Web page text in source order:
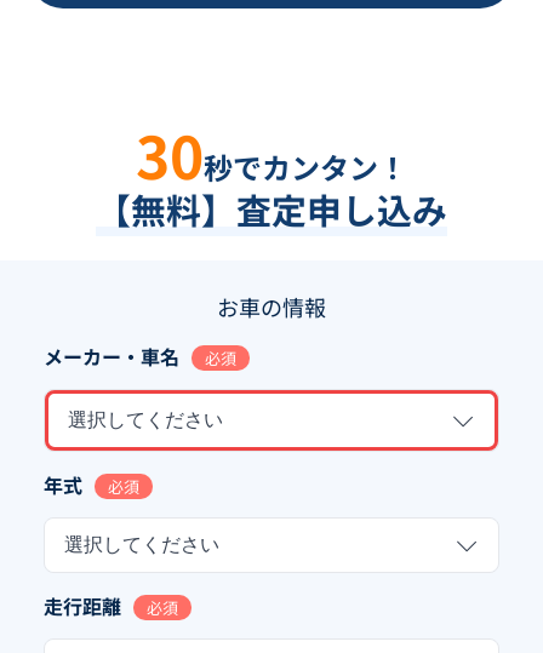
30秒でカンタン！
【無料】査定申し込み
お車の情報
メーカー・車名 必須
選択してください
年式 必須
選択してください
走行距離 必須